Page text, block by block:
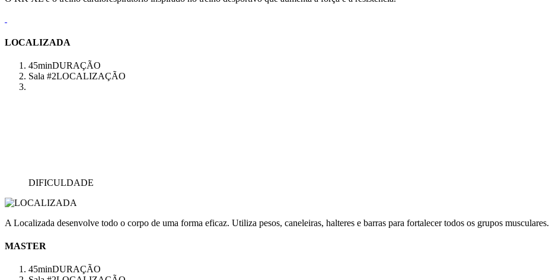
LOCALIZADA
45minDURAÇÃO
Sala #2LOCALIZAÇÃO
DIFICULDADE
A Localizada desenvolve todo o corpo de uma forma eficaz. Utiliza pesos, caneleiras, halteres e barras para fortalecer todos os grupos musculares.
MASTER
45minDURAÇÃO